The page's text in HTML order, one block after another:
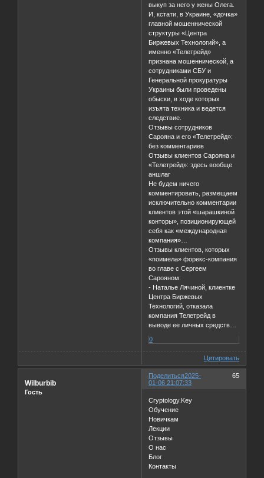
выкуп за него у жены Олега.
И, кстати, в Украине, «дочка»
главной мошеннической
структуры «Центра
Биржевых Технологий», а
именно «Телетрейд»
признана мошеннической, а
сотрудниками СБУ и
Генеральной прокуратуры
Украины были проведены
обыски, в ходе которых
изъята техника и ведется
следствие.
Отзывы сотрудников
Сарояна и его «Телетрейд»:
без комментариев
Отзывы клиентов Сарояна и
«Телетрейд»: здесь вообще
аншлаг
Не будем ничего
комментировать, размещаем
исключительно комментарии
клиентов этой «шарашкиной
конторы», позиционирующей
себя как «международная
компания»…
Отзывы клиентов, которых
«поимела» форекс-компания
во главе с Сергеем
Сарояном:
- Наталье Лячиной, клиентке
Центра Биржевых
Технологий, отказала
компания Телетрейд в
выводе ее личных средств…
0
Цитировать
Поделиться 65
2025-
01-06 21:07:33
Wilburbib
Гость
Cryptology.Key
Обучение
Новичкам
Лекции
Отзывы
О нас
Блог
Контакты